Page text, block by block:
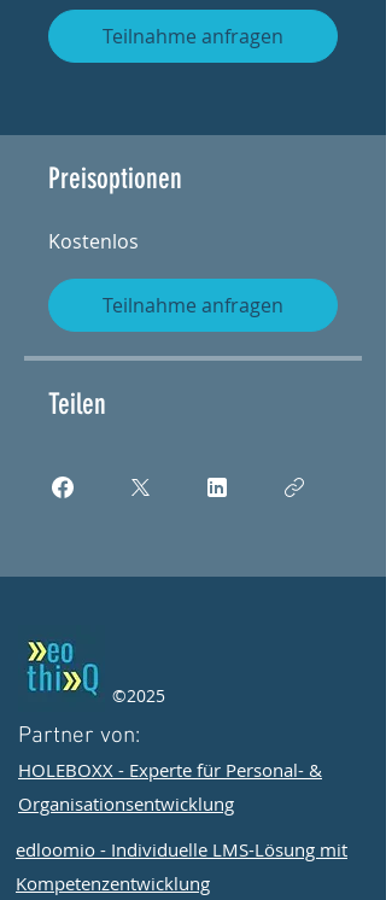
Teilnahme anfragen
Preisoptionen
Kostenlos
Teilnahme anfragen
Teilen
©2025
Partner von:
HOLEBOXX - Experte für Personal- &
Organisationsentwicklung
edloomio - Individuelle LMS-Lösung mit
Kompetenzentwicklung